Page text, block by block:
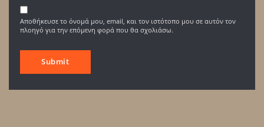
Αποθήκευσε το όνομά μου, email, και τον ιστότοπο μου σε αυτόν τον
πλοηγό για την επόμενη φορά που θα σχολιάσω.